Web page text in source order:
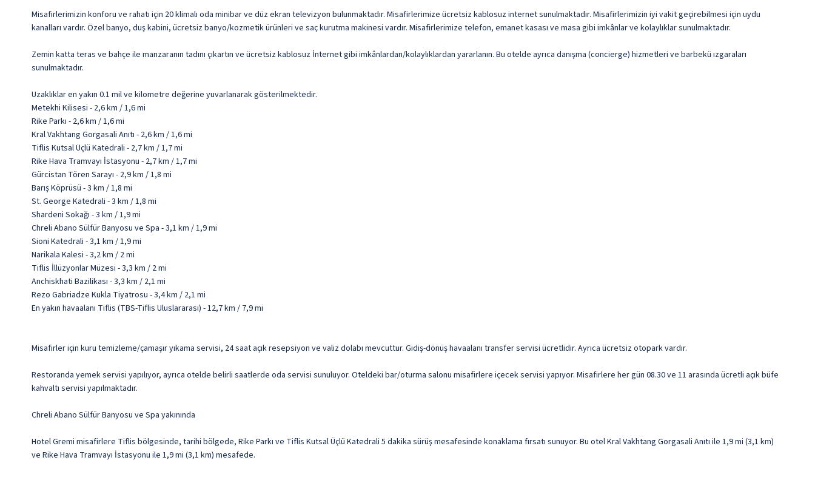
Misafirlerimizin konforu ve rahatı için 20 klimalı oda minibar ve düz ekran televizyon bulunmaktadır. Misafirlerimize ücretsiz kablosuz internet sunulmaktadır. Misafirlerimizin iyi vakit geçirebilmesi için uydu
kanalları vardır. Özel banyo, duş kabini, ücretsiz banyo/kozmetik ürünleri ve saç kurutma makinesi vardır. Misafirlerimize telefon, emanet kasası ve masa gibi imkânlar ve kolaylıklar sunulmaktadır.
Zemin katta teras ve bahçe ile manzaranın tadını çıkartın ve ücretsiz kablosuz İnternet gibi imkânlardan/kolaylıklardan yararlanın. Bu otelde ayrıca danışma (concierge) hizmetleri ve barbekü ızgaraları
sunulmaktadır.
Uzaklıklar en yakın 0.1 mil ve kilometre değerine yuvarlanarak gösterilmektedir.
Metekhi Kilisesi - 2,6 km / 1,6 mi
Rike Parkı - 2,6 km / 1,6 mi
Kral Vakhtang Gorgasali Anıtı - 2,6 km / 1,6 mi
Tiflis Kutsal Üçlü Katedrali - 2,7 km / 1,7 mi
Rike Hava Tramvayı İstasyonu - 2,7 km / 1,7 mi
Gürcistan Tören Sarayı - 2,9 km / 1,8 mi
Barış Köprüsü - 3 km / 1,8 mi
St. George Katedrali - 3 km / 1,8 mi
Shardeni Sokağı - 3 km / 1,9 mi
Chreli Abano Sülfür Banyosu ve Spa - 3,1 km / 1,9 mi
Sioni Katedrali - 3,1 km / 1,9 mi
Narikala Kalesi - 3,2 km / 2 mi
Tiflis İllüzyonlar Müzesi - 3,3 km / 2 mi
Anchiskhati Bazilikası - 3,3 km / 2,1 mi
Rezo Gabriadze Kukla Tiyatrosu - 3,4 km / 2,1 mi
En yakın havaalanı Tiflis (TBS-Tiflis Uluslararası) - 12,7 km / 7,9 mi
Misafirler için kuru temizleme/çamaşır yıkama servisi, 24 saat açık resepsiyon ve valiz dolabı mevcuttur. Gidiş-dönüş havaalanı transfer servisi ücretlidir. Ayrıca ücretsiz otopark vardır.
Restoranda yemek servisi yapılıyor, ayrıca otelde belirli saatlerde oda servisi sunuluyor. Oteldeki bar/oturma salonu misafirlere içecek servisi yapıyor. Misafirlere her gün 08.30 ve 11 arasında ücretli açık büfe
kahvaltı servisi yapılmaktadır.
Chreli Abano Sülfür Banyosu ve Spa yakınında
Hotel Gremi misafirlere Tiflis bölgesinde, tarihi bölgede, Rike Parkı ve Tiflis Kutsal Üçlü Katedrali 5 dakika sürüş mesafesinde konaklama fırsatı sunuyor. Bu otel Kral Vakhtang Gorgasali Anıtı ile 1,9 mi (3,1 km)
ve Rike Hava Tramvayı İstasyonu ile 1,9 mi (3,1 km) mesafede.